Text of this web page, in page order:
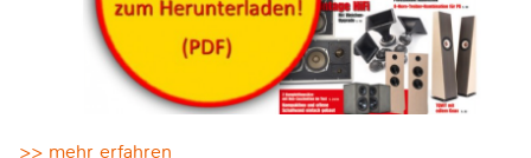
>> mehr erfahren